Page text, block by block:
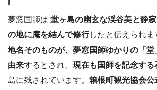
夢窓国師は 堂ヶ島の幽玄な渓谷美と静
の地に庵を結んで修行したと伝えられま
地名そのものが、夢窓国師ゆかりの「堂
由来するとされ、 現在も国師を記念する
島に残されています。 箱根町観光協会